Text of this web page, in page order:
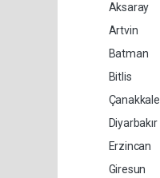
Aksaray
Artvin
Batman
Bitlis
Çanakkale
Diyarbakır
Erzincan
Giresun